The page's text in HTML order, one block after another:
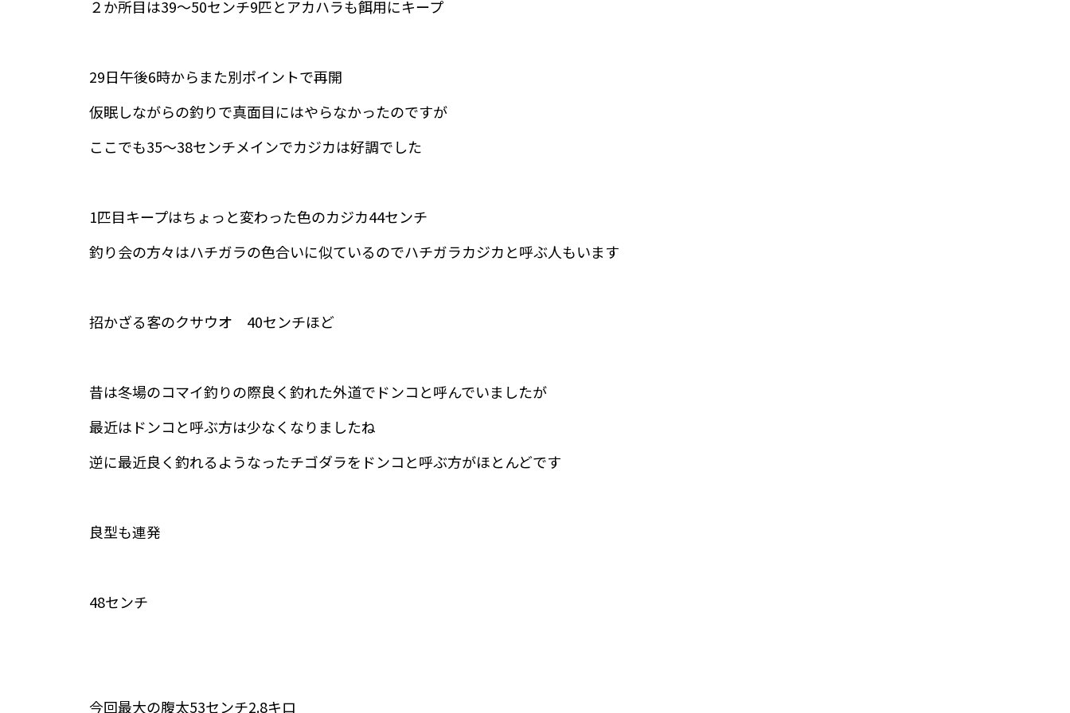
２か所目は39～50センチ9匹とアカハラも餌用にキープ
29日午後6時からまた別ポイントで再開
仮眠しながらの釣りで真面目にはやらなかったのですが
ここでも35～38センチメインでカジカは好調でした
1匹目キープはちょっと変わった色のカジカ44センチ
釣り会の方々はハチガラの色合いに似ているのでハチガラカジカと呼ぶ人もいます
招かざる客のクサウオ 40センチほど
昔は冬場のコマイ釣りの際良く釣れた外道でドンコと呼んでいましたが
最近はドンコと呼ぶ方は少なくなりましたね
逆に最近良く釣れるようなったチゴダラをドンコと呼ぶ方がほとんどです
良型も連発
48センチ
今回最大の腹太53センチ2.8キロ